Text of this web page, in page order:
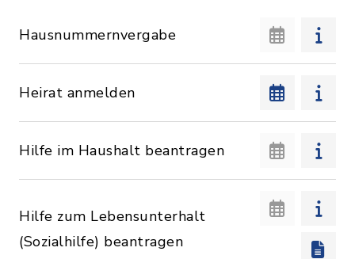
Hausnummernvergabe
Heirat anmelden
Hilfe im Haushalt beantragen
Hilfe zum Lebensunterhalt
(Sozialhilfe) beantragen